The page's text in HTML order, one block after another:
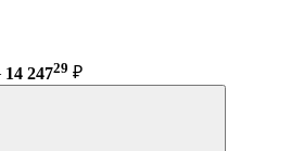
14 24729 ₽